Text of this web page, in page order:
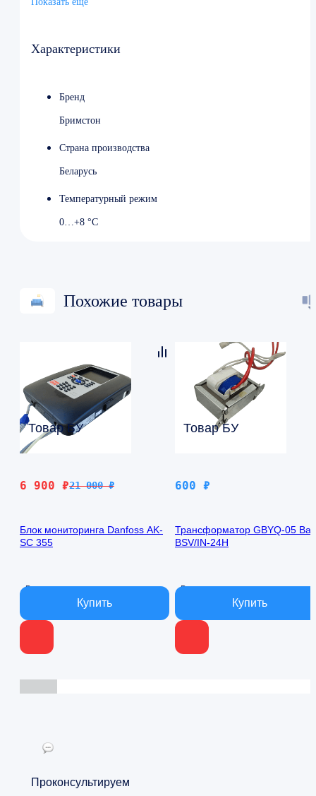
Охлаждение динамическое
Характеристики
Бренд
Бримстон
Страна производства
Беларусь
Температурный режим
0…+8 °С
Похожие товары
Товар БУ
21 000₽
Первоначальная
21
6 900 ₽
Текущая
900 ₽.
Блок мониторинга Danfoss AK-
SC 355
В наличии
Товар БУ
600 ₽
Трансформатор GBYQ-05
BSV/IN-24H
В наличии
Проконсультируем